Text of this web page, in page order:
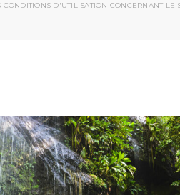
D'UTILISATION CONCERNANT